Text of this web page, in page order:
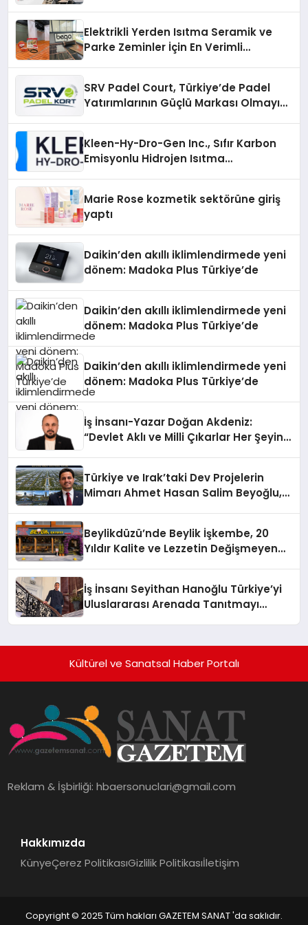
Elektrikli Yerden Isıtma Seramik ve
Parke Zeminler İçin En Verimli
SRV Padel Court, Türkiye’de Padel
Yatırımlarının Güçlü Markası Olmayı
Kleen-Hy-Dro-Gen Inc., Sıfır Karbon
Emisyonlu Hidrojen Isıtma
Marie Rose kozmetik sektörüne giriş
yaptı
Daikin’den akıllı iklimlendirmede yeni
dönem: Madoka Plus Türkiye’de
Daikin’den akıllı iklimlendirmede yeni
dönem: Madoka Plus Türkiye’de
Daikin’den akıllı iklimlendirmede yeni
dönem: Madoka Plus Türkiye’de
İş İnsanı-Yazar Doğan Akdeniz:
“Devlet Aklı ve Milli Çıkarlar Her Şeyin
Türkiye ve Irak’taki Dev Projelerin
Mimarı Ahmet Hasan Salim Beyoğlu,
Hayata Geçirecek
Beylikdüzü’nde Beylik İşkembe, 20
Yıldır Kalite ve Lezzetin Değişmeyen
İş İnsanı Seyithan Hanoğlu Türkiye’yi
Uluslararası Arenada Tanıtmayı
Kültürel ve Sanatsal Haber Portalı
Reklam & İşbirliği:hbaersonuclari@gmail.com
Hakkımızda
KünyeÇerez PolitikasıGizlilik Politikasıİletişim
Copyright © 2025 Tüm hakları GAZETEM SANAT 'da saklıdır.